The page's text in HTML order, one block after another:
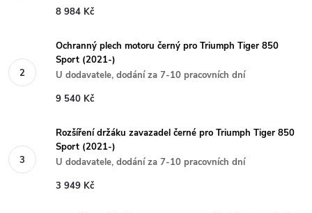
8 984 Kč
Ochranný plech motoru černý pro Triumph Tiger 850
Sport (2021-)
U dodavatele, dodání za 7-10 pracovních dní
9 540 Kč
Rozšíření držáku zavazadel černé pro Triumph Tiger 850
Sport (2021-)
U dodavatele, dodání za 7-10 pracovních dní
3 949 Kč